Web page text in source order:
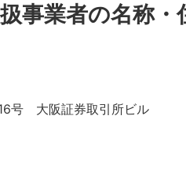
事業者の名称・
号 大阪証券取引所ビル